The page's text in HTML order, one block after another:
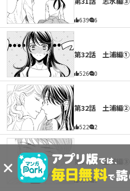
639 6
第32話 土浦編①
526 0
第32話 土浦編②
522 2
第32話 土浦編③
613 3